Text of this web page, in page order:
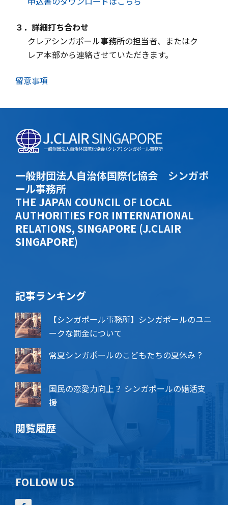
３．詳細打ち合わせ
クレアシンガポール事務所の担当者、またはク
レア本部から連絡させていただきます。
留意事項
一般財団法人自治体国際化協会 シンガポ
ール事務所
THE JAPAN COUNCIL OF LOCAL
AUTHORITIES FOR INTERNATIONAL
RELATIONS, SINGAPORE (J.CLAIR
SINGAPORE)
記事ランキング
【シンガポール事務所】シンガポールのユニ
ークな罰金について
常夏シンガポールのこどもたちの夏休み？
国民の恋愛力向上？ シンガポールの婚活支
援
閲覧履歴
FOLLOW US